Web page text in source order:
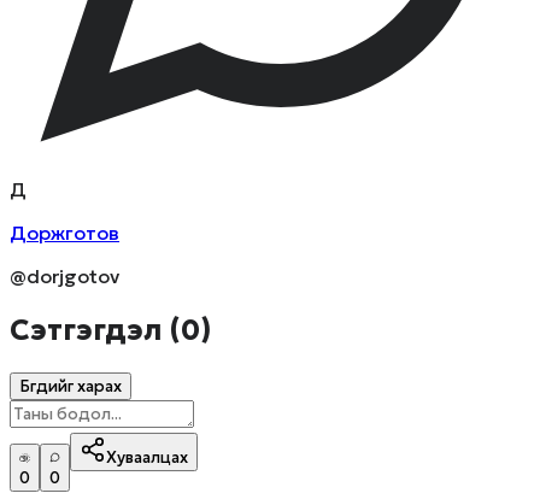
Д
Доржготов
@dorjgotov
Сэтгэгдэл (0)
Бүгдийг харах
0 0
Хуваалцах